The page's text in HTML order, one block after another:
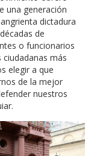
una generación
dictadura
de
o funcionarios
más
elegir a que
de la mejor
nuestros